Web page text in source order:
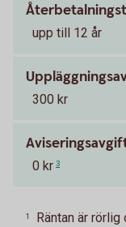
upp till 12 år
300 kr
0 kr 3
1
Räntan är